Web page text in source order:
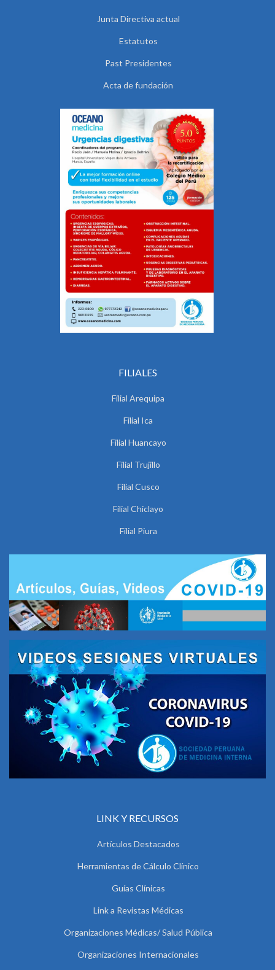
Junta Directiva actual
Estatutos
Past Presidentes
Acta de fundación
FILIALES
Filial Arequipa
Filial Ica
Filial Huancayo
Filial Trujillo
Filial Cusco
Filial Chiclayo
Filial Piura
LINK Y RECURSOS
Artículos Destacados
Herramientas de Cálculo Clínico
Guías Clínicas
Link a Revistas Médicas
Organizaciones Médicas/ Salud Pública
Organizaciones Internacionales